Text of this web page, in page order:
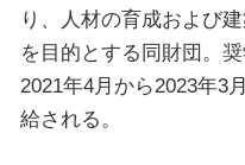
り、人材の育成および
を目的とする同財団。
2021年4月から2023年3
給される。